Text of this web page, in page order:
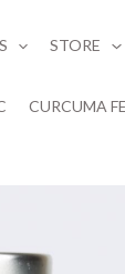
STORE
CURCUMA